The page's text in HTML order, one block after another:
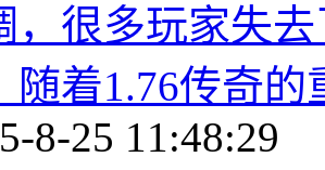
，很多玩家失
随着1.76传奇
8-25 11:48:29